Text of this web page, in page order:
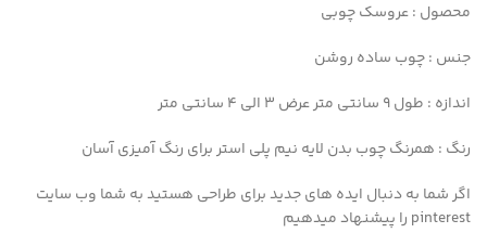
محصول : عروسک چوبی
جنس : چوب ساده روشن
اندازه : طول ۹ سانتی متر عرض ۳ الی ۴ سانتی متر
رنگ : همرنگ چوب بدن لایه نیم پلی استر برای رنگ آمیزی آسان
اگر شما به دنبال ایده های جدید برای طراحی هستید به شما وب سایت
pinterest را پیشنهاد میدهیم